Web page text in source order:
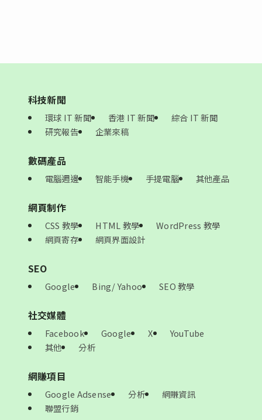
科技新聞
環球 IT 新聞 香港 IT 新聞
綜合 IT 新聞
研究報告
企業來稿
數碼產品
電腦週邊 智能手機 手提電腦 其他產品
網頁制作
CSS 教學 HTML 教學
WordPress 教學
網頁寄存
網頁界面設計
SEO
Google Bing/ Yahoo SEO 教學
社交媒體
Facebook Google X
YouTube
其他
分析
網賺項目
Google Adsense 分析
網賺資訊
聯盟行銷